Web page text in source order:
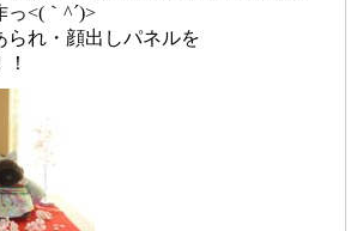
<(｀^´)>
られ・顔出しパネルを